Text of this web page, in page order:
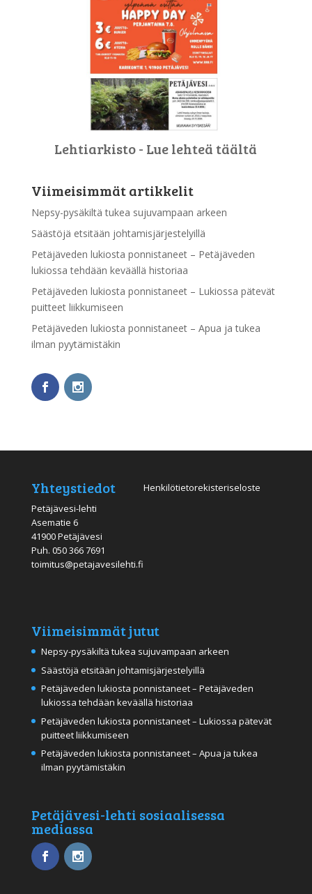
Lehtiarkisto - Lue lehteä täältä
Viimeisimmät artikkelit
Nepsy-pysäkiltä tukea sujuvampaan arkeen
Säästöjä etsitään johtamisjärjestelyillä
Petäjäveden lukiosta ponnistaneet – Petäjäveden
lukiossa tehdään keväällä historiaa
Petäjäveden lukiosta ponnistaneet – Lukiossa pätevät
puitteet liikkumiseen
Petäjäveden lukiosta ponnistaneet – Apua ja tukea
ilman pyytämistäkin
Yhteystiedot
Petäjävesi-lehti
Asematie 6
41900 Petäjävesi
Puh. 050 366 7691
toimitus@petajavesilehti.fi
Henkilötietorekisteriseloste
Viimeisimmät jutut
Nepsy-pysäkiltä tukea sujuvampaan arkeen
Säästöjä etsitään johtamisjärjestelyillä
Petäjäveden lukiosta ponnistaneet – Petäjäveden
lukiossa tehdään keväällä historiaa
Petäjäveden lukiosta ponnistaneet – Lukiossa pätevät
puitteet liikkumiseen
Petäjäveden lukiosta ponnistaneet – Apua ja tukea
ilman pyytämistäkin
Petäjävesi-lehti sosiaalisessa
mediassa